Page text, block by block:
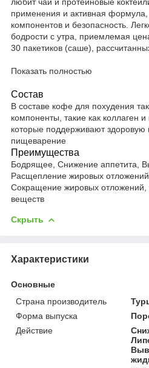
применения и активная формула,
компонентов и безопасность.
бодрости с утра, приемлемая
30 пакетиков (саше),
Показать полностью
Состав
В составе кофе для похудения
компоненты, такие как коллаген и
которые поддерживают здоровую
пищеварение
Преимущества
Бодрящее, Снижение аппетита,
Расщепление жировых
Сокращение жировых отложений,
веществ
Скрыть
Характеристики
Основные
Страна производитель
Форма выпуска
Действие